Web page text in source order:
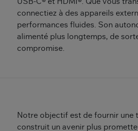
USB-C® et HDMI®. Que vous
connectiez à des appareils
performances fluides. Son
alimenté plus longtemps, de
compromise.
Notre objectif est de fournir une
construit un avenir plus